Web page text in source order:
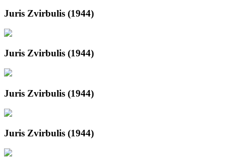
Juris Zvirbulis (1944)
Juris Zvirbulis (1944)
Juris Zvirbulis (1944)
Juris Zvirbulis (1944)